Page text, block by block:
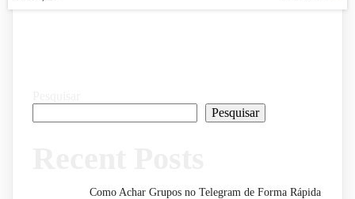
Pesquisar
Como Achar Grupos no Telegram de Forma Rápida